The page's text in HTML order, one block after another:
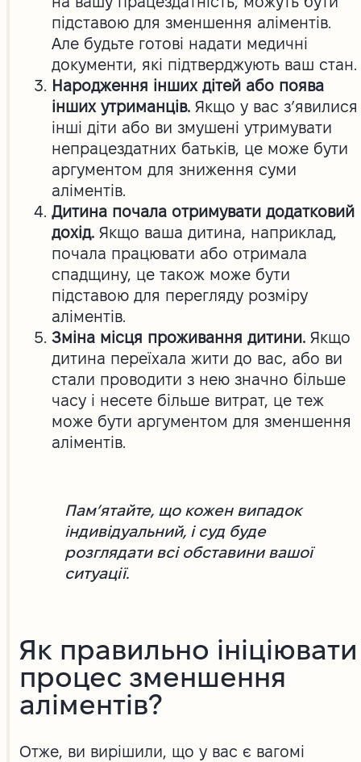
підставою для зменшення аліментів.
Але будьте готові надати медичні
документи, які підтверджують ваш стан.
Народження інших дітей або поява
інших утриманців.Якщо у вас з’явилися
інші діти або ви змушені утримувати
непрацездатних батьків, це може бути
аргументом для зниження суми
аліментів.
Дитина почала отримувати додатковий
дохід.Якщо ваша дитина, наприклад,
почала працювати або отримала
спадщину, це також може бути
підставою для перегляду розміру
аліментів.
Зміна місця проживання дитини. Якщо
дитина переїхала жити до вас, або ви
стали проводити з нею значно більше
часу і несете більше витрат, це теж
може бути аргументом для зменшення
аліментів.
Пам’ятайте, що кожен випадок
індивідуальний, і суд буде
розглядати всі обставини вашої
ситуації.
Як правильно ініціювати
процес зменшення
аліментів?
Отже, ви вирішили, що у вас є вагомі